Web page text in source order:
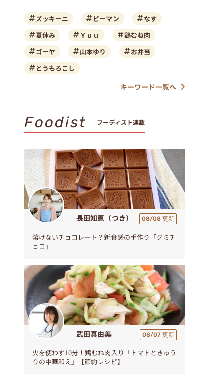
ズッキーニ ピーマン
なす
夏休み
Ｙｕｕ
鶏むね肉
ゴーヤ
山本ゆり
お弁当
とうもろこし
キーワード一覧へ
Foodist フーディスト連載
長田知恵（つき） 08/08 更新
溶けないチョコレート？新食感の手作り「グミチ
ョコ」
武田真由美 08/07 更新
火を使わず10分！鶏むね肉入り「トマトときゅう
りの中華和え」【節約レシピ】